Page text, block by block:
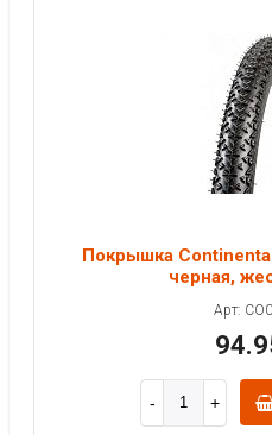
Покрышка
черная,
Арт: